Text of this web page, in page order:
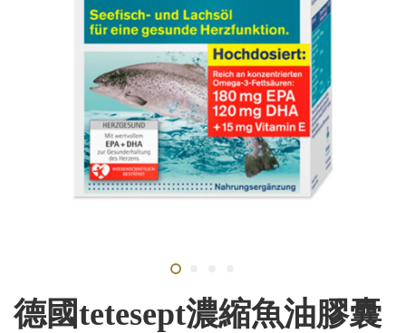
德國tetesept濃縮魚油膠囊